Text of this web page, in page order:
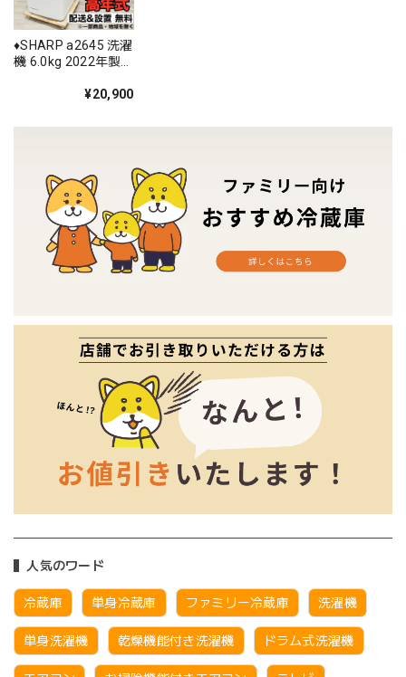
人気のワード
冷蔵庫 単身冷蔵庫 ファミリー冷蔵庫 洗濯機
単身洗濯機 乾燥機能付き洗濯機 ドラム式洗濯機
♦️SHARP a2645 洗濯
機 6.0kg 2022年製
¥20,900